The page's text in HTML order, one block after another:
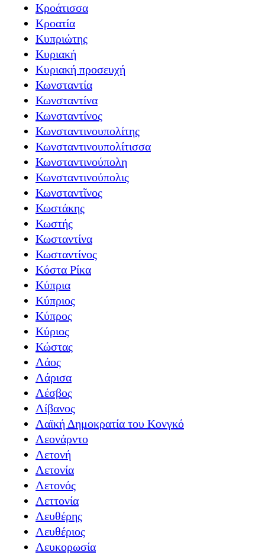
Κροάτισσα
Κροατία
Κυπριώτης
Κυριακή
Κυριακή προσευχή
Κωνσταντία
Κωνσταντίνα
Κωνσταντίνος
Κωνσταντινουπολίτης
Κωνσταντινουπολίτισσα
Κωνσταντινούπολη
Κωνσταντινούπολις
Κωνσταντῖνος
Κωστάκης
Κωστής
Κωσταντίνα
Κωσταντίνος
Κόστα Ρίκα
Κύπρια
Κύπριος
Κύπρος
Κύριος
Κώστας
Λάος
Λάρισα
Λέσβος
Λίβανος
Λαϊκή Δημοκρατία του Κονγκό
Λεονάρντο
Λετονή
Λετονία
Λετονός
Λεττονία
Λευθέρης
Λευθέριος
Λευκορωσία